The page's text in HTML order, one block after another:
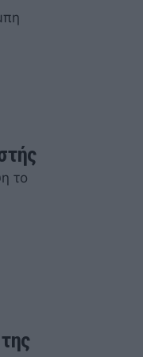
το